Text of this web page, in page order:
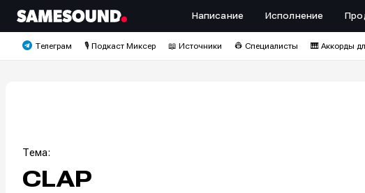
Написание Исполнение
Телеграм 🎙️ Подкаст Миксер 📖 Источники 👷 Специалисты 🎹 Аккорды
Тема:
CLAP